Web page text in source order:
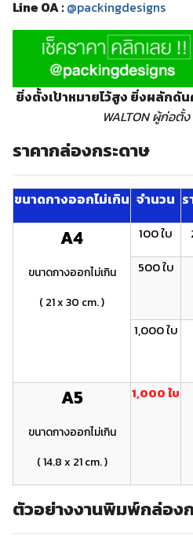
Line OA :@packingdesigns
ยิ่งตั้งเป้าหมายไว้สูง ยิ่งผลักดั
WALTON ผู้ก่อตั้
ราคากล่องกระดาษ
ขนาดกางออกไม่เกิน จำนวน ร
A4
ขนาดกางออกไม่เกิน
( 21 x 30 cm. )
100 ใบ
500 ใบ
1,000 ใบ
A5
ขนาดกางออกไม่เกิน
( 14.8 x 21 cm. )
1,000 ใบ
ตัวอย่างงานพิมพ์กล่อง